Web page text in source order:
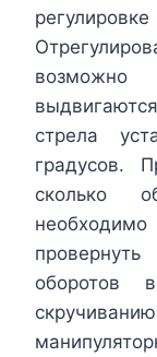
стрела
градусов.
сколько
оборотов